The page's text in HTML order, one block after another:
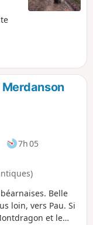
7h 05
Belle
loin, vers Pau. Si
et le